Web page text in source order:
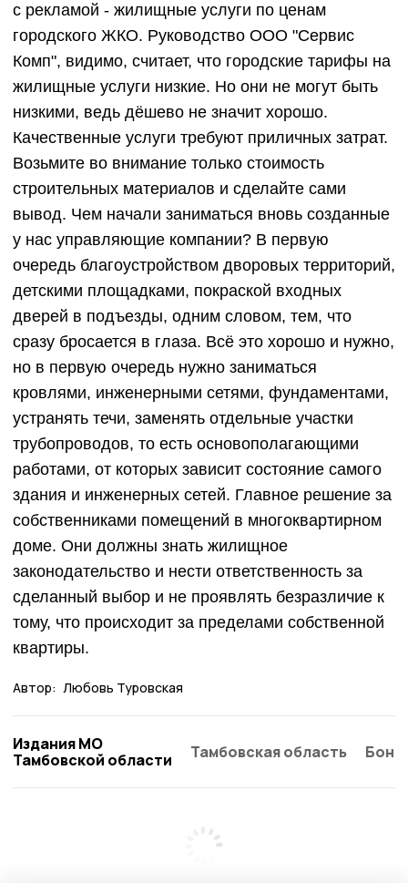
с рекламой - жилищные услуги по ценам
городского ЖКО. Руководство ООО "Сервис
Комп", видимо, считает, что городские тарифы на
жилищные услуги низкие. Но они не могут быть
низкими, ведь дёшево не значит хорошо.
Качественные услуги требуют приличных затрат.
Возьмите во внимание только стоимость
строительных материалов и сделайте сами
вывод. Чем начали заниматься вновь созданные
у нас управляющие компании? В первую
очередь благоустройством дворовых территорий,
детскими площадками, покраской входных
дверей в подъезды, одним словом, тем, что
сразу бросается в глаза. Всё это хорошо и нужно,
но в первую очередь нужно заниматься
кровлями, инженерными сетями, фундаментами,
устранять течи, заменять отдельные участки
трубопроводов, то есть основополагающими
работами, от которых зависит состояние самого
здания и инженерных сетей. Главное решение за
собственниками помещений в многоквартирном
доме. Они должны знать жилищное
законодательство и нести ответственность за
сделанный выбор и не проявлять безразличие к
тому, что происходит за пределами собственной
квартиры.
Автор: Любовь Туровская
Издания МО
Тамбовской области
Тамбовская область